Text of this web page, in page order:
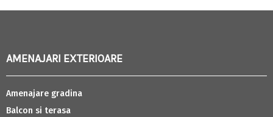
AMENAJARI EXTERIOARE
Amenajare gradina
Balcon si terasa